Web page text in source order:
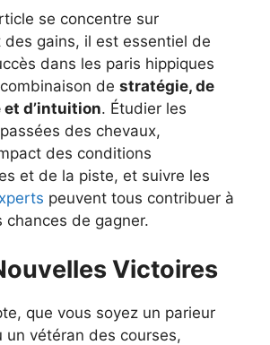
se concentre sur
des gains, il est essentiel de
dans les paris hippiques
de stratégie, de
d’intuition. Étudier les
des chevaux,
des conditions
et de la piste, et suivre les
peuvent tous contribuer à
chances de gagner.
Victoires
que vous soyez un parieur
un vétéran des courses,